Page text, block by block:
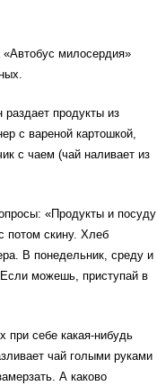
«Автобус милосердия»
продукты из
с вареной картошкой,
с чаем (чай наливает из
«Продукты и посуду
потом скину. Хлеб
В понедельник, среду и
Если можешь, приступай в
при себе какая-нибудь
чай голыми руками
А каково